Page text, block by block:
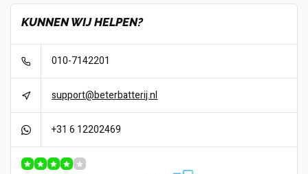
KUNNEN WIJ HELPEN?
010-7142201
support@beterbatterij.nl
+31 6 12202469